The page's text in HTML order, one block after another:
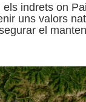
els indrets on
uns valors
el